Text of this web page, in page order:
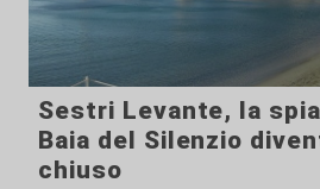
Sestri Levante, la
Baia del Silenzio
chiuso